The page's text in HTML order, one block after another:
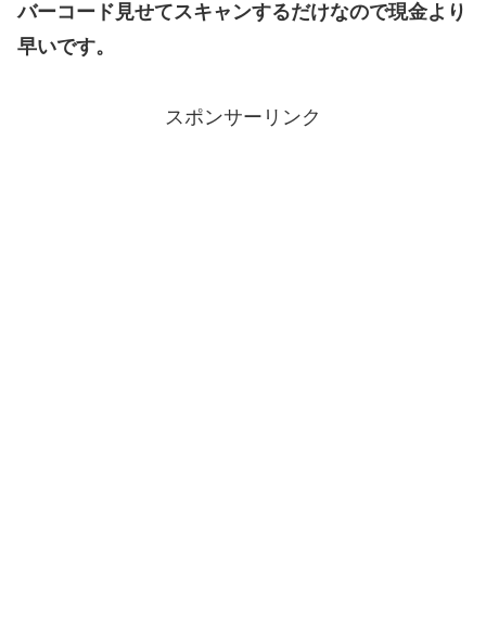
バーコード見せてスキャンするだけなので現金より
早いです。
スポンサーリンク